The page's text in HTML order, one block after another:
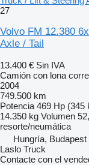
27
Volvo FM 12.380
Axle / Tail
13.400 € Sin IVA
Camión con lona
2004
749.500 km
Potencia 469 Hp (345
14.350 kg Volumen
resorte/neumática
Hungría, Budapest
Laslo Truck
Contacte con el